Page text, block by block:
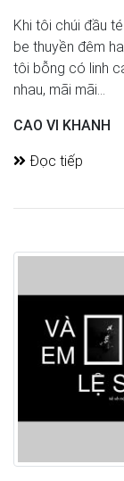
Khi tôi chúi đầu
be thuyền đêm
tôi bỗng có linh
nhau, mãi mãi...
CAO VI KHANH
Đọc tiếp